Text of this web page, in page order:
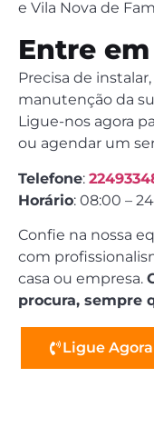
e Vila Nova de
Entre
Precisa de
manutenção da
Ligue-nos agora
ou agendar um
Telefone:
Horário: 08:00 –
Confie na nossa
com
casa ou empresa.
procura, sempre
Ligue